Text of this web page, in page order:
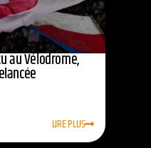
au Vélodrome,
LIRE PLUS